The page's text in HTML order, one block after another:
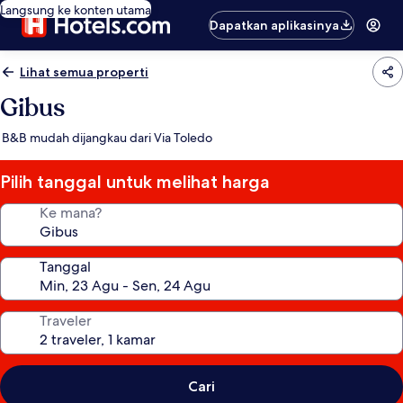
Langsung ke konten utama
Dapatkan aplikasinya
Lihat semua properti
Gibus
B&B mudah dijangkau dari Via Toledo
Pilih tanggal untuk melihat harga
Ke mana?
Tanggal
Traveler
Cari